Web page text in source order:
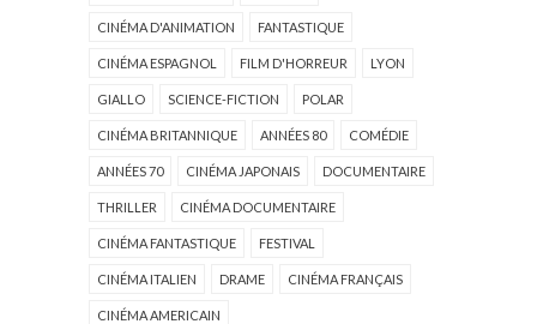
CINÉMA D'ANIMATION FANTASTIQUE
CINÉMA ESPAGNOL FILM D'HORREUR LYON
GIALLO SCIENCE-FICTION POLAR
CINÉMA BRITANNIQUE ANNÉES 80 COMÉDIE
ANNÉES 70 CINÉMA JAPONAIS DOCUMENTAIRE
THRILLER CINÉMA DOCUMENTAIRE
CINÉMA FANTASTIQUE FESTIVAL
CINÉMA ITALIEN DRAME CINÉMA FRANÇAIS
CINÉMA AMERICAIN